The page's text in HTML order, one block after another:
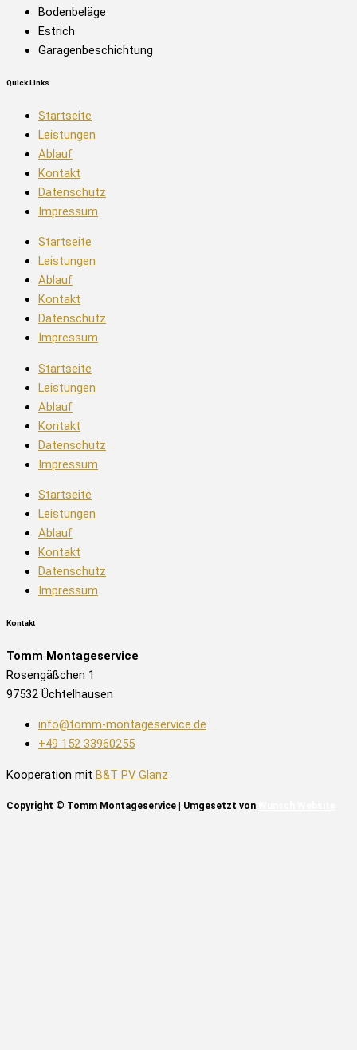
Bodenbeläge
Estrich
Garagenbeschichtung
Quick Links
Startseite
Leistungen
Ablauf
Kontakt
Datenschutz
Impressum
Startseite
Leistungen
Ablauf
Kontakt
Datenschutz
Impressum
Startseite
Leistungen
Ablauf
Kontakt
Datenschutz
Impressum
Startseite
Leistungen
Ablauf
Kontakt
Datenschutz
Impressum
Kontakt
Tomm Montageservice
Rosengäßchen 1
97532 Üchtelhausen
info@tomm-montageservice.de
+49 152 33960255
Kooperation mit B&T PV Glanz
Copyright © Tomm Montageservice | Umgesetzt von